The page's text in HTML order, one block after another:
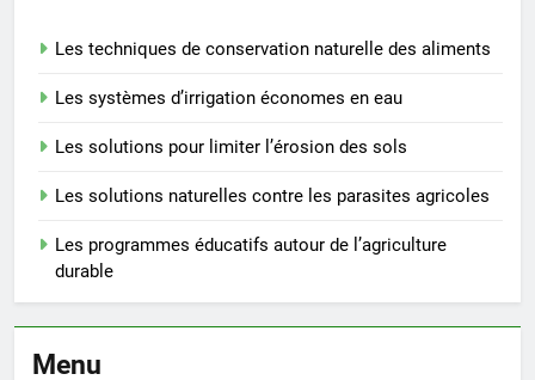
Les techniques de conservation naturelle des aliments
Les systèmes d’irrigation économes en eau
Les solutions pour limiter l’érosion des sols
Les solutions naturelles contre les parasites agricoles
Les programmes éducatifs autour de l’agriculture
durable
Menu